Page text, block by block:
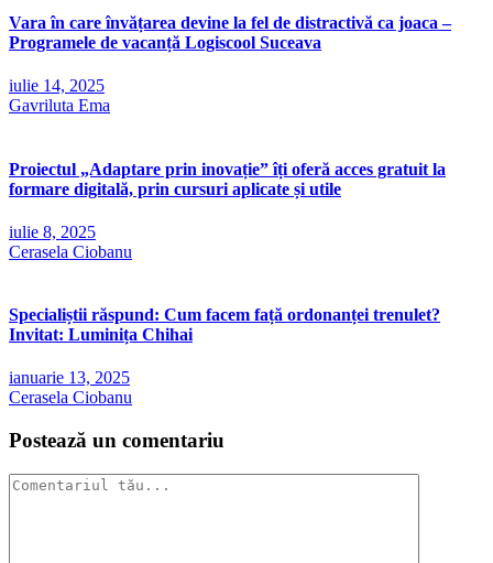
Vara în care învățarea devine la fel de distractivă ca joaca –
Programele de vacanță Logiscool Suceava
iulie 14, 2025
Gavriluta Ema
Proiectul „Adaptare prin inovație” îți oferă acces gratuit la
formare digitală, prin cursuri aplicate și utile
iulie 8, 2025
Cerasela Ciobanu
Specialiștii răspund: Cum facem față ordonanței trenulet?
Invitat: Luminița Chihai
ianuarie 13, 2025
Cerasela Ciobanu
Postează un comentariu